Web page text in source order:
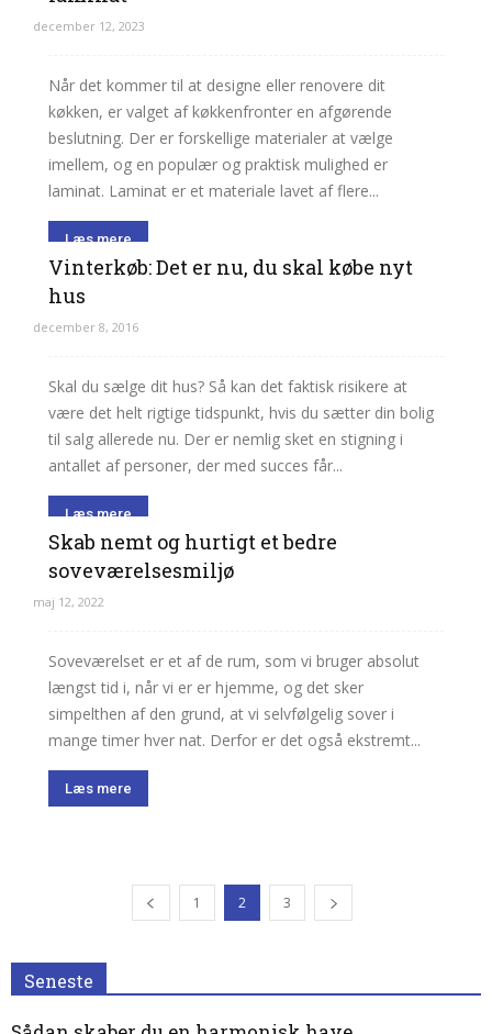
december 12, 2023
Når det kommer til at designe eller renovere dit
køkken, er valget af køkkenfronter en afgørende
beslutning. Der er forskellige materialer at vælge
imellem, og en populær og praktisk mulighed er
laminat. Laminat er et materiale lavet af flere...
Læs mere
Vinterkøb: Det er nu, du skal købe nyt
hus
december 8, 2016
Skal du sælge dit hus? Så kan det faktisk risikere at
være det helt rigtige tidspunkt, hvis du sætter din bolig
til salg allerede nu. Der er nemlig sket en stigning i
antallet af personer, der med succes får...
Læs mere
Skab nemt og hurtigt et bedre
soveværelsesmiljø
maj 12, 2022
Soveværelset er et af de rum, som vi bruger absolut
længst tid i, når vi er er hjemme, og det sker
simpelthen af den grund, at vi selvfølgelig sover i
mange timer hver nat. Derfor er det også ekstremt...
Læs mere
1 2 3
Seneste